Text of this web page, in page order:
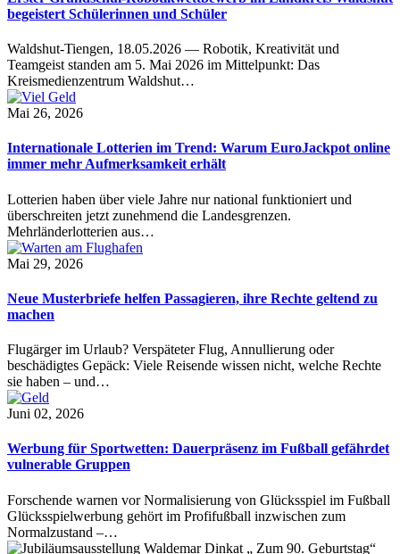
begeistert Schülerinnen und Schüler
Waldshut-Tiengen, 18.05.2026 — Robotik, Kreativität und
Teamgeist standen am 5. Mai 2026 im Mittelpunkt: Das
Kreismedienzentrum Waldshut…
Mai 26, 2026
Internationale Lotterien im Trend: Warum EuroJackpot online
immer mehr Aufmerksamkeit erhält
Lotterien haben über viele Jahre nur national funktioniert und
überschreiten jetzt zunehmend die Landesgrenzen.
Mehrländerlotterien aus…
Mai 29, 2026
Neue Musterbriefe helfen Passagieren, ihre Rechte geltend zu
machen
Flugärger im Urlaub? Verspäteter Flug, Annullierung oder
beschädigtes Gepäck: Viele Reisende wissen nicht, welche Rechte
sie haben – und…
Juni 02, 2026
Werbung für Sportwetten: Dauerpräsenz im Fußball gefährdet
vulnerable Gruppen
Forschende warnen vor Normalisierung von Glücksspiel im Fußball
Glücksspielwerbung gehört im Profifußball inzwischen zum
Normalzustand –…